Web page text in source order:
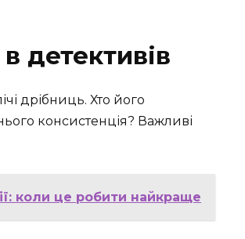
детективів
дрібниць. Хто його
консистенція? Важливі
коли це робити найкраще